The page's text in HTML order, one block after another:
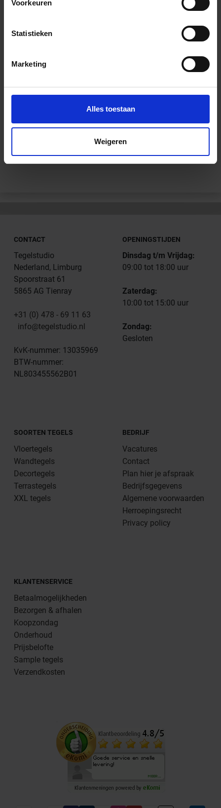
Voorkeuren
Statistieken
Marketing
Alles toestaan
Weigeren
Onze verkoopspecialisten staan graag voor je klaar:
Za 10.00 – 15.00
+31 (0) 478 - 69 11 63 Productaanvraag
CONTACT
Tegelstudio
Nederland, Limburg
Spoorstraat 61
5865 AG Tienray
+31 (0) 478 - 69 11 63
info@tegelstudio.nl
KvK-nummer: 13035969
BTW-nummer:
NL803455562B01
OPENINGSTIJDEN
Dinsdag t/m Vrijdag:
09:00 tot 18:00 uur
Zaterdag:
10:00 tot 15:00 uur
Zondag:
Gesloten
SOORTEN TEGELS
Vloertegels
Wandtegels
Decortegels
Terrastegels
XXL tegels
BEDRIJF
Vacatures
Contact
Plan hier je afspraak
Bedrijfsgegevens
Algemene voorwaarden
Herroepingsrecht
Privacy policy
KLANTENSERVICE
Betaalmogelijkheden
Bezorgen & afhalen
Koopzondag
Onderhoud
Prijsbelofte
Sample tegels
Verzendkosten